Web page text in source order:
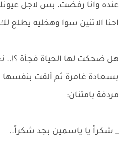
عنده وانا رفضت، بس لاجل
احنا الاتنين سوا وهخليه يطلع
هل ضحكت لها الحياة فجأة
بسعادة غامرة ثم ألقت
مردفة بامتنان:
_ شكراً يا ياسمين بجد شكراً..